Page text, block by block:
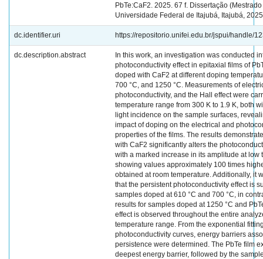
PbTe:CaF2. 2025. 67 f. Dissertação
Universidade Federal de Itajubá, Itajubá,
dc.identifier.uri https://repositorio.unifei.edu.br/jspui/handle/
dc.description.abstract
In this work, an investigation was conducted
photoconductivity effect in epitaxial films of
doped with CaF2 at different doping
700 °C, and 1250 °C. Measurements of
photoconductivity, and the Hall effect were
temperature range from 300 K to 1.9 K, both
light incidence on the sample surfaces,
impact of doping on the electrical and
properties of the films. The results
with CaF2 significantly alters the
with a marked increase in its amplitude at low
showing values approximately 100 times
obtained at room temperature. Additionally, it
that the persistent photoconductivity effect is
samples doped at 610 °C and 700 °C, in
results for samples doped at 1250 °C and
effect is observed throughout the entire
temperature range. From the exponential
photoconductivity curves, energy barriers
persistence were determined. The PbTe film
deepest energy barrier, followed by the